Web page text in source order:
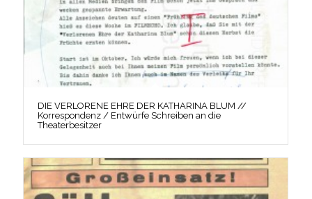
DIE VERLORENE EHRE DER KATHARINA BLUM //
Korrespondenz / Entwürfe Schreiben an die
Theaterbesitzer